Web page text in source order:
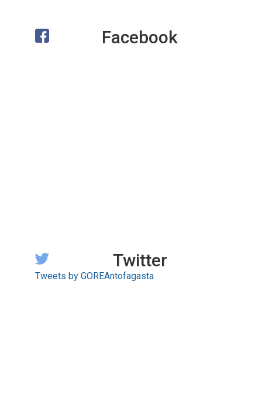
Facebook
Twitter
Tweets by GOREAntofagasta